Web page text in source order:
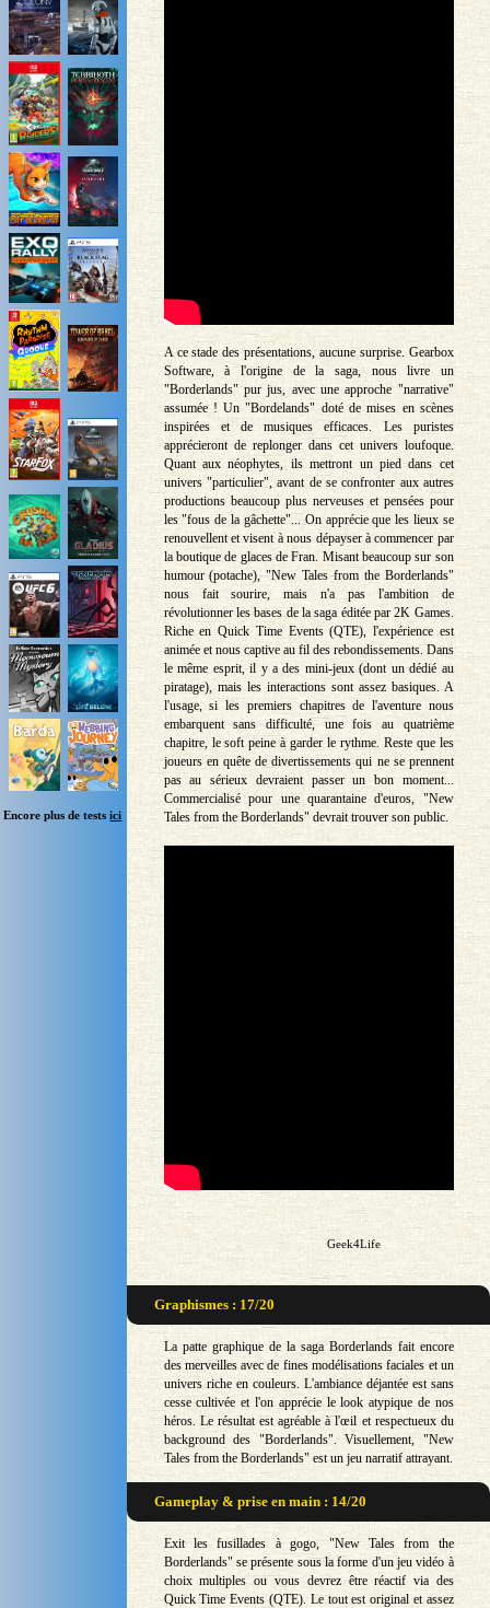
Encore plus de testsici
A ce stade des présentations, aucune surprise. Gearbox
Software, à l'origine de la saga, nous livre un
"Borderlands" pur jus, avec une approche "narrative"
assumée ! Un "Bordelands" doté de mises en scènes
inspirées et de musiques efficaces. Les puristes
apprécieront de replonger dans cet univers loufoque.
Quant aux néophytes, ils mettront un pied dans cet
univers "particulier", avant de se confronter aux autres
productions beaucoup plus nerveuses et pensées pour
les "fous de la gâchette"... On apprécie que les lieux se
renouvellent et visent à nous dépayser à commencer par
la boutique de glaces de Fran. Misant beaucoup sur son
humour (potache), "New Tales from the Borderlands"
nous fait sourire, mais n'a pas l'ambition de
révolutionner les bases de la saga éditée par 2K Games.
Riche en Quick Time Events (QTE), l'expérience est
animée et nous captive au fil des rebondissements. Dans
le même esprit, il y a des mini-jeux (dont un dédié au
piratage), mais les interactions sont assez basiques. A
l'usage, si les premiers chapitres de l'aventure nous
embarquent sans difficulté, une fois au quatrième
chapitre, le soft peine à garder le rythme. Reste que les
joueurs en quête de divertissements qui ne se prennent
pas au sérieux devraient passer un bon moment...
Commercialisé pour une quarantaine d'euros, "New
Tales from the Borderlands" devrait trouver son public.
Geek4Life
Graphismes : 17/20
La patte graphique de la saga Borderlands fait encore
des merveilles avec de fines modélisations faciales et un
univers riche en couleurs. L'ambiance déjantée est sans
cesse cultivée et l'on apprécie le look atypique de nos
héros. Le résultat est agréable à l'œil et respectueux du
background des "Borderlands". Visuellement, "New
Tales from the Borderlands" est un jeu narratif attrayant.
Gameplay & prise en main : 14/20
Exit les fusillades à gogo, "New Tales from the
Borderlands" se présente sous la forme d'un jeu vidéo à
choix multiples ou vous devrez être réactif via des
Quick Time Events (QTE). Le tout est original et assez